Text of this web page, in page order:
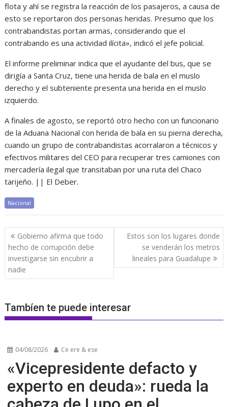
flota y ahí se registra la reacción de los pasajeros, a causa de
esto se reportaron dos personas heridas. Presumo que los
contrabandistas portan armas, considerando que el
contrabando es una actividad ilícita», indicó el jefe policial.
El informe preliminar indica que el ayudante del bus, que se
dirigía a Santa Cruz, tiene una herida de bala en el muslo
derecho y el subteniente presenta una herida en el muslo
izquierdo.
A finales de agosto, se reportó otro hecho con un funcionario
de la Aduana Nacional con herida de bala en su pierna derecha,
cuando un grupo de contrabandistas acorralaron a técnicos y
efectivos militares del CEO para recuperar tres camiones con
mercadería ilegal que transitaban por una ruta del Chaco
tarijeño. || El Deber.
Nacional
Navegación
de
entradas
Gobierno afirma que todo
hecho de corrupción debe
investigarse sin encubrir a
nadie
Estos son los lugares donde
se venderán los metros
lineales para Guadalupe
Tambíen te puede interesar
04/08/2026 Ce ere & ese
«Vicepresidente defacto y
experto en deuda»: rueda la